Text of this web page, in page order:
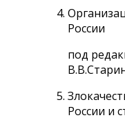
России
под
России и